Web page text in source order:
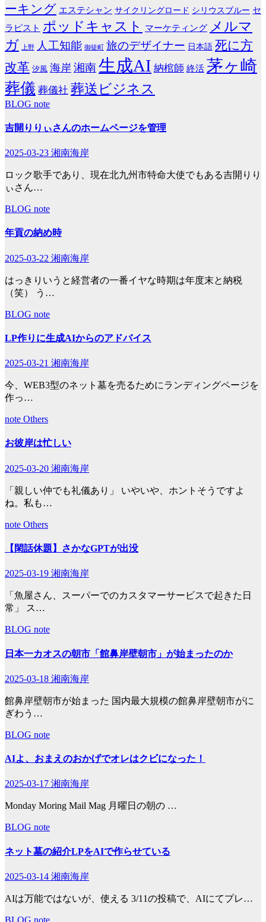
ーキング エステシャン サイクリングロード シリウスブルー セ
ラピスト ポッドキャスト マーケティング メルマ
ガ
上野 人工知能 御徒町 旅のデザイナー 日本語 死に方
改革 汐風 海岸 湘南生成AI 納棺師 終活 茅ヶ崎
葬儀 葬儀社 葬送ビジネス
BLOG note
吉開りりぃさんのホームページを管理
2025-03-23 湘南海岸
ロック歌手であり、現在北九州市特命大使でもある吉開りり
ぃさん…
BLOG note
年貢の納め時
2025-03-22 湘南海岸
はっきりいうと経営者の一番イヤな時期は年度末と納税
（笑） う…
BLOG note
LP作りに生成AIからのアドバイス
2025-03-21 湘南海岸
今、WEB3型のネット墓を売るためにランディングページを
作っ…
note Others
お彼岸は忙しい
2025-03-20 湘南海岸
「親しい仲でも礼儀あり」 いやいや、ホントそうですよ
ね。私も…
note Others
【閑話休題】さかなGPTが出没
2025-03-19 湘南海岸
「魚屋さん、スーパーでのカスタマーサービスで起きた日
常」 ス…
BLOG note
日本一カオスの朝市「館鼻岸壁朝市」が始まったのか
2025-03-18 湘南海岸
館鼻岸壁朝市が始まった 国内最大規模の館鼻岸壁朝市がに
ぎわう…
BLOG note
AIよ、おまえのおかげでオレはクビになった！
2025-03-17 湘南海岸
Monday Moring Mail Mag 月曜日の朝の …
BLOG note
ネット墓の紹介LPをAIで作らせている
2025-03-14 湘南海岸
AIは万能ではないが、使える 3/11の投稿で、AIにてプレ…
BLOG note